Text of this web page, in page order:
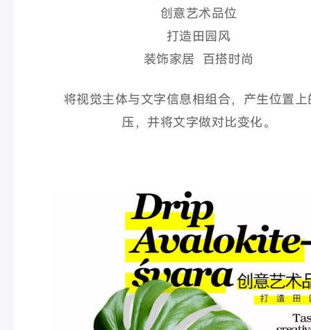
创意艺术品位
打造田园风
装饰家居 百搭时尚
将视觉主体与文字信息相组合，产生位置上
压，并将文字做对比变化。